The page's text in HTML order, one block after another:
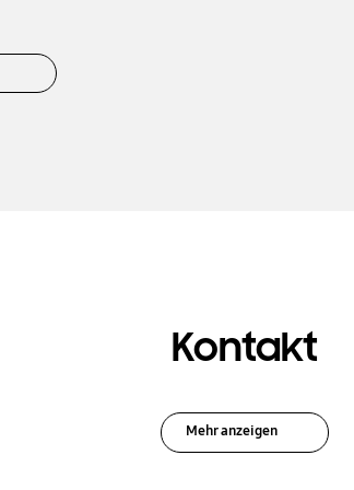
Kontakt
Mehr anzeigen